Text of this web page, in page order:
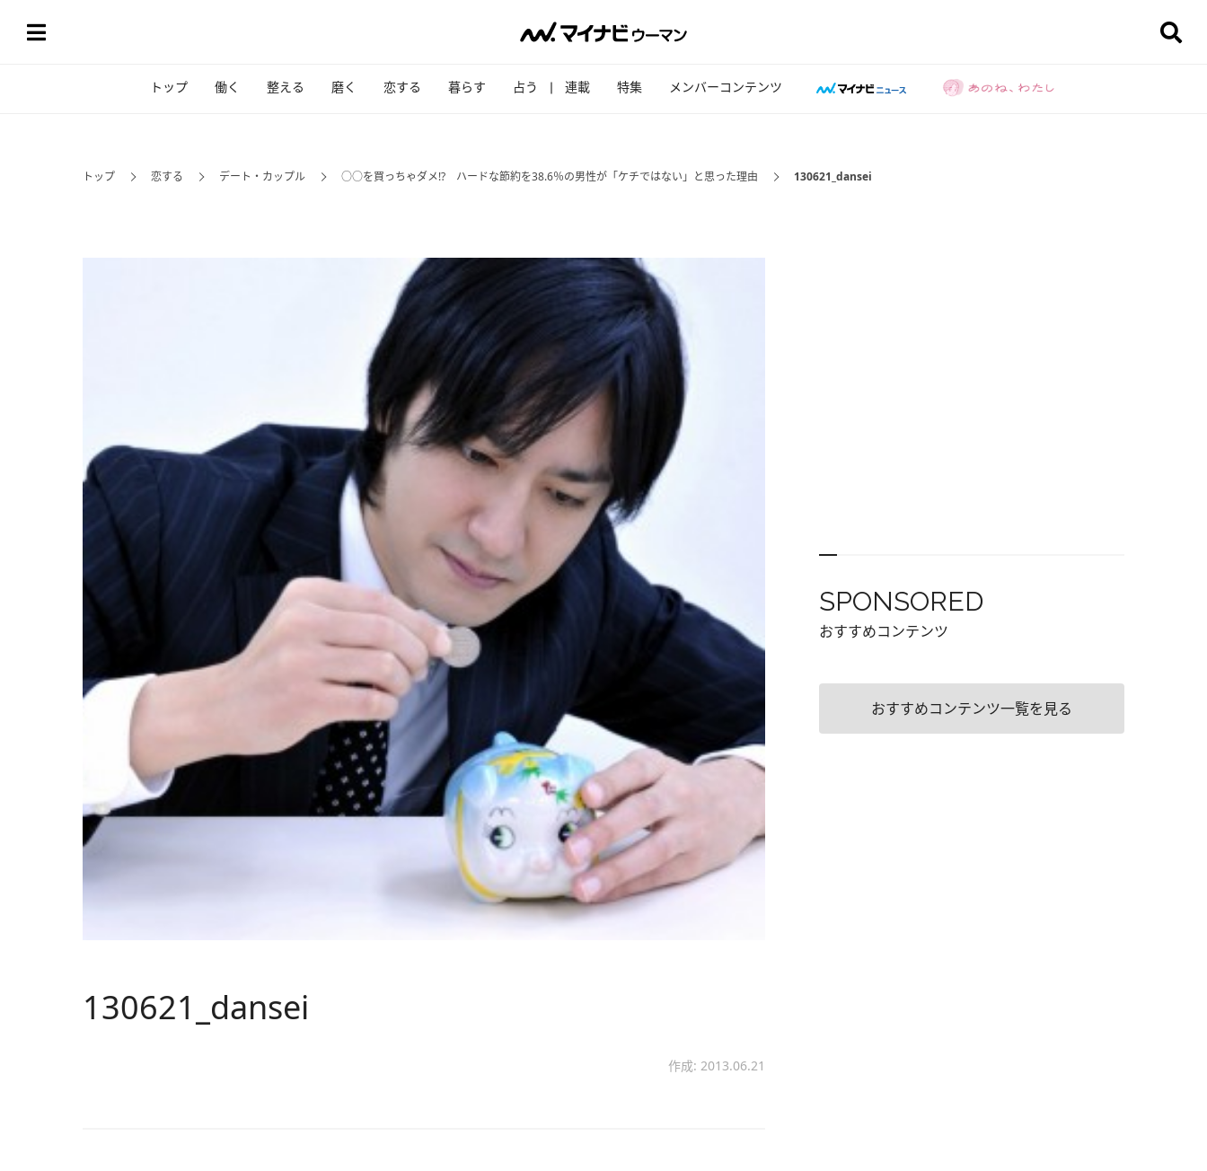
トップ 働く 整える 磨く 恋する 暮らす 占う 連載 特集 メンバーコンテンツ
トップ 恋する デート・カップル ○○を買っちゃダメ!? ハードな節約を38.6％の男性が「ケチではない」と思った理由 130621_dansei
130621_dansei
作成: 2013.06.21
SPONSORED
おすすめコンテンツ
おすすめコンテンツ一覧を見る